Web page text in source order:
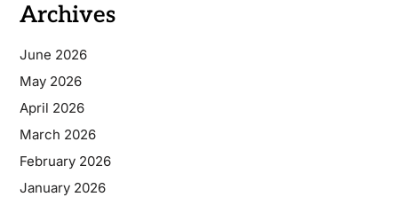
Archives
June 2026
May 2026
April 2026
March 2026
February 2026
January 2026